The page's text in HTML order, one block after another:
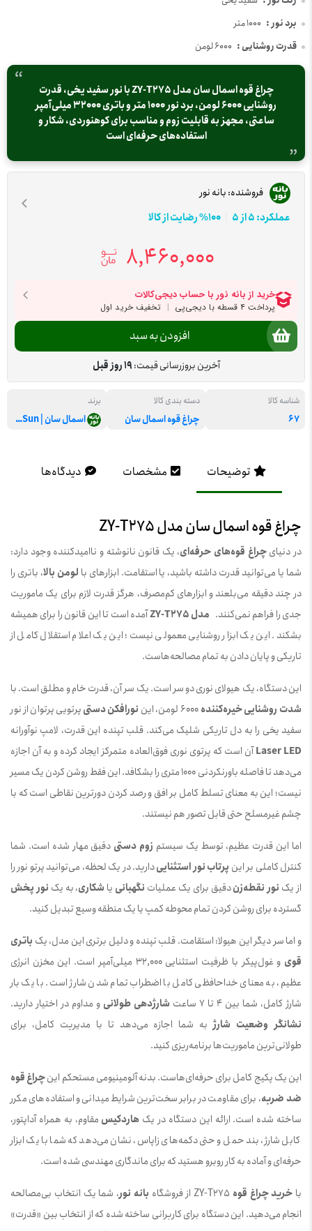
برد نور : 1000 متر
قدرت روشنایی : 6000 لومن
چراغ قوه اسمال سان مدل ZY-T275 با نور سفید یخی، قدرت
روشنایی 6000 لومن، برد نور 1000 متر و باتری 32000 میلی‌آمپر
ساعتی، مجهز به قابلیت زوم و مناسب برای کوهنوردی، شکار و
استفاده‌های حرفه‌ای است
فروشنده:بانه نور
عملکرد: 5 از 5
100% رضایت از کالا
8,460,000
افزودن به سبد
آخرین بروزرسانی قیمت:19 روز قبل
شناسه کالا
67
دسته بندی کالا
چراغ قوه اسمال سان
برند
اسمال سان | SmallSun
توضیحات مشخصات دیدگاه‌ها
چراغ قوه اسمال سان مدل ZY-T275
در دنیایچراغ قوه‌های حرفه‌ای، یک قانون نانوشته و ناامیدکننده وجود دارد:
شما یا می‌توانید قدرت داشته باشید، یا استقامت. ابزارهای با لومن بالا، باتری را
در چند دقیقه می‌بلعند و ابزارهای کم‌مصرف، هرگز قدرت لازم برای یک ماموریت
جدی را فراهم نمی‌کنند. مدل ZY-T275
آمده است تا این قانون را برای همیشه
بشکند. این یک ابزار روشنایی معمولی نیست؛ این یک اعلام استقلال کامل از
تاریکی و پایان دادن به تمام مصالحه‌هاست.
این دستگاه، یک هیولای نوری دو سر است. یک سر آن، قدرت خام و مطلق است. با
شدت روشنایی خیره‌کننده
نورافکن دستیپرتویی پرتوان از نور
سفید یخی را به دل تاریکی شلیک می‌کند. قلب تپنده این قدرت، لامپ نوآورانه
Laser LEDآن است که پرتوی نوری فوق‌العاده متمرکز ایجاد کرده و به آن اجازه
می‌دهد تا فاصله باورنکردنی 1000 متری را بشکافد. این فقط روشن کردن یک مسیر
نیست؛ این به معنای تسلط کامل بر افق و رصد کردن دورترین نقاطی است که با
چشم غیرمسلح حتی قابل تصور هم نیستند.
اما این قدرت عظیم، توسط یک سیستم زوم دستی دقیق مهار شده است. شما
کنترل کاملی بر این پرتاب نور استثناییدارید. در یک لحظه، می‌توانید پرتو نور را
از یک نور نقطه‌زندقیق برای یک عملیات نگهبانی یا شکاری، به یک نور پخش
گسترده برای روشن کردن تمام محوطه کمپ یا یک منطقه وسیع تبدیل کنید.
و اما سر دیگر این هیولا: استقامت. قلب تپنده و دلیل برتری این مدل، یک باتری
قوی
و غول‌پیکر با ظرفیت استثنایی 32,000 میلی‌آمپر است. این مخزن انرژی
عظیم، به معنای خداحافظی کامل با اضطراب تمام شدن شارژ است. با یک بار
شارژ کامل، شما بین 4 تا 7 ساعت
شارژدهی طولانی و مداوم در اختیار دارید.
نشانگر وضعیت شارژبه شما اجازه می‌دهد تا با مدیریت کامل، برای
طولانی‌ترین ماموریت‌ها برنامه‌ریزی کنید.
این یک پکیج کامل برای حرفه‌ای‌هاست. بدنه آلومینیومی مستحکم اینچراغ قوه
ضد ضربه، برای مقاومت در برابر سخت‌ترین شرایط میدانی و استفاده‌های مکرر
ساخته شده است. ارائه این دستگاه در یک هاردکیس مقاوم، به همراه آداپتور،
کابل شارژ، بند حمل و حتی دکمه‌های زاپاس، نشان می‌دهد که شما با یک ابزار
حرفه‌ای و آماده به کار روبرو هستید که برای ماندگاری مهندسی شده است.
با خرید چراغ قوه بانه نور، شما یک انتخاب بی‌مصالحه
انجام می‌دهید. این دستگاه برای کاربرانی ساخته شده که از انتخاب بین «قدرت»